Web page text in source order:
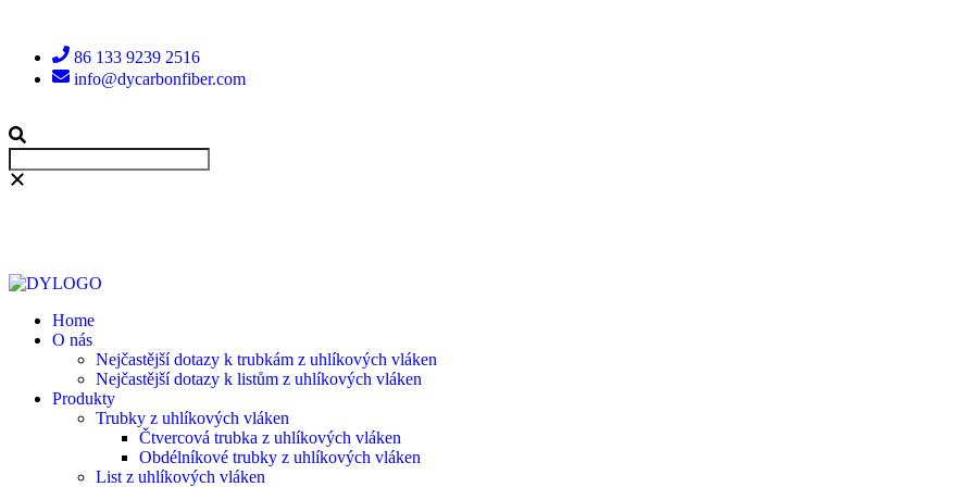
86 133 9239 2516
info@dycarbonfiber.com
Home
O nás
Nejčastější dotazy k trubkám z uhlíkových vláken
Nejčastější dotazy k listům z uhlíkových vláken
Produkty
Trubky z uhlíkových vláken
Čtvercová trubka z uhlíkových vláken
Obdélníkové trubky z uhlíkových vláken
List z uhlíkových vláken